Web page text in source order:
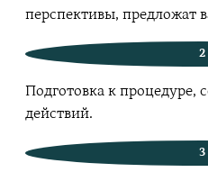
перспективы, предложат
2
Подготовка к процедуре,
действий.
3